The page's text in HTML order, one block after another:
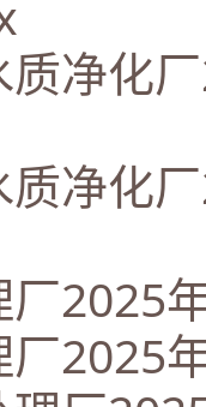
净化
净化
2025
2025